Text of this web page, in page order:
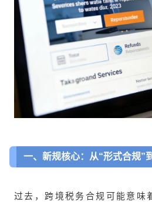
一、新规核心：从“形式合规”
过去，跨境税务合规可能意味